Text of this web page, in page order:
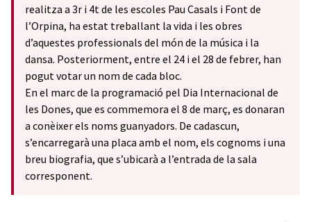
realitza a 3r i 4t de les escoles Pau Casals i Font de
l’Orpina, ha estat treballant la vida i les obres
d’aquestes professionals del món de la música i la
dansa. Posteriorment, entre el 24 i el 28 de febrer, han
pogut votar un nom de cada bloc.
En el marc de la programació pel Dia Internacional de
les Dones, que es commemora el 8 de març, es donaran
a conèixer els noms guanyadors. De cadascun,
s’encarregarà una placa amb el nom, els cognoms i una
breu biografia, que s’ubicarà a l’entrada de la sala
corresponent.